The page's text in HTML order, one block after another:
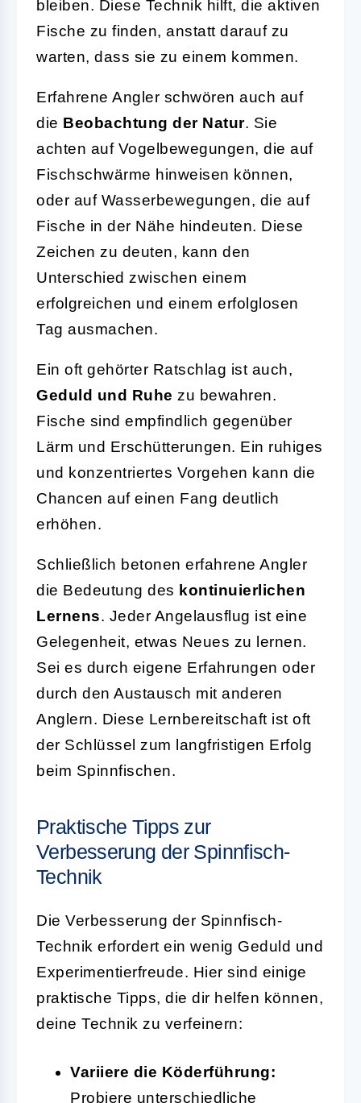
bleiben. Diese Technik hilft, die aktiven
Fische zu finden, anstatt darauf zu
warten, dass sie zu einem kommen.
Erfahrene Angler schwören auch auf
die Beobachtung der Natur. Sie
achten auf Vogelbewegungen, die auf
Fischschwärme hinweisen können,
oder auf Wasserbewegungen, die auf
Fische in der Nähe hindeuten. Diese
Zeichen zu deuten, kann den
Unterschied zwischen einem
erfolgreichen und einem erfolglosen
Tag ausmachen.
Ein oft gehörter Ratschlag ist auch,
Geduld und Ruhe zu bewahren.
Fische sind empfindlich gegenüber
Lärm und Erschütterungen. Ein ruhiges
und konzentriertes Vorgehen kann die
Chancen auf einen Fang deutlich
erhöhen.
Schließlich betonen erfahrene Angler
die Bedeutung des kontinuierlichen
Lernens. Jeder Angelausflug ist eine
Gelegenheit, etwas Neues zu lernen.
Sei es durch eigene Erfahrungen oder
durch den Austausch mit anderen
Anglern. Diese Lernbereitschaft ist oft
der Schlüssel zum langfristigen Erfolg
beim Spinnfischen.
Praktische Tipps zur
Verbesserung der Spinnfisch-
Technik
Die Verbesserung der Spinnfisch-
Technik erfordert ein wenig Geduld und
Experimentierfreude. Hier sind einige
praktische Tipps, die dir helfen können,
deine Technik zu verfeinern:
Variiere die Köderführung:
Probiere unterschiedliche